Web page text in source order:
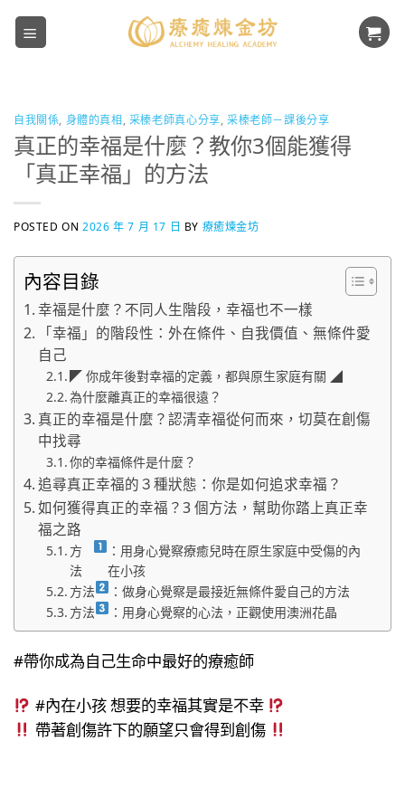
Skip
自我關係 身體的真相 采榛老師真心分享 采榛老師－課後分享
真正的幸福是什麼？教你3個能獲得
「真正幸福」的方法
POSTED ON2026 年 7 月 17 日 BY 療癒煉金坊
內容目錄
幸福是什麼？不同人生階段，幸福也不一樣
「幸福」的階段性：外在條件、自我價值、無條件愛
自己
◤ 你成年後對幸福的定義，都與原生家庭有關 ◢
為什麼離真正的幸福很遠？
真正的幸福是什麼？認清幸福從何而來，切莫在創傷
中找尋
你的幸福條件是什麼？
追尋真正幸福的３種狀態：你是如何追求幸福？
如何獲得真正的幸福？3 個方法，幫助你踏上真正幸
福之路
方
法
：用身心覺察療癒兒時在原生家庭中受傷的內
在小孩
方法
：做身心覺察是最接近無條件愛自己的方法
方法
：用身心覺察的心法，正觀使用澳洲花晶
#帶你成為自己生命中最好的療癒師
#內在小孩 想要的幸福其實是不幸
帶著創傷許下的願望只會得到創傷